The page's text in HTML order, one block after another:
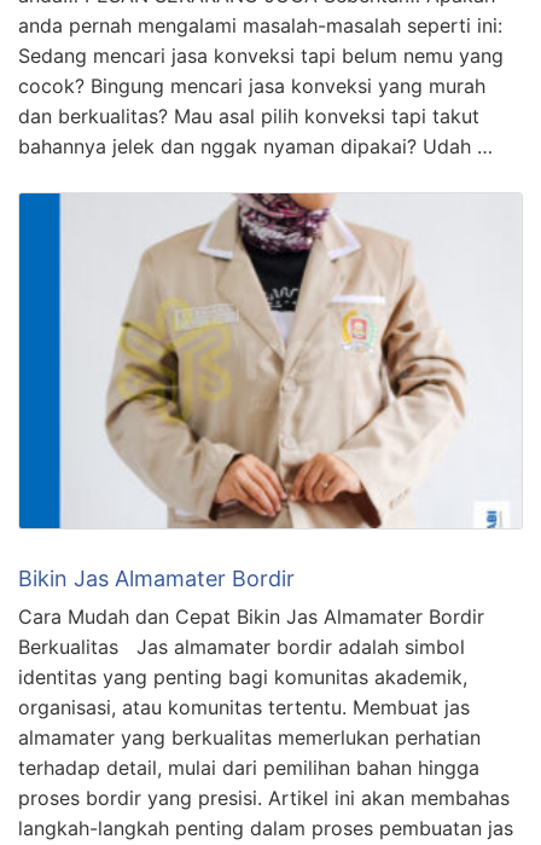
anda pernah mengalami masalah-masalah seperti ini:
Sedang mencari jasa konveksi tapi belum nemu yang
cocok? Bingung mencari jasa konveksi yang murah
dan berkualitas? Mau asal pilih konveksi tapi takut
bahannya jelek dan nggak nyaman dipakai? Udah …
Bikin Jas Almamater Bordir
Cara Mudah dan Cepat Bikin Jas Almamater Bordir
Berkualitas Jas almamater bordir adalah simbol
identitas yang penting bagi komunitas akademik,
organisasi, atau komunitas tertentu. Membuat jas
almamater yang berkualitas memerlukan perhatian
terhadap detail, mulai dari pemilihan bahan hingga
proses bordir yang presisi. Artikel ini akan membahas
langkah-langkah penting dalam proses pembuatan jas